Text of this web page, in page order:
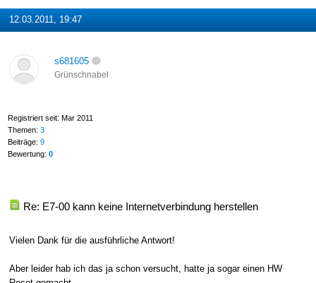
12.03.2011, 19:47
s681605
Grünschnabel
Registriert seit: Mar 2011
Themen: 3
Beiträge: 9
Bewertung: 0
Re: E7-00 kann keine Internetverbindung herstellen
Vielen Dank für die ausführliche Antwort!
Aber leider hab ich das ja schon versucht, hatte ja sogar einen HW